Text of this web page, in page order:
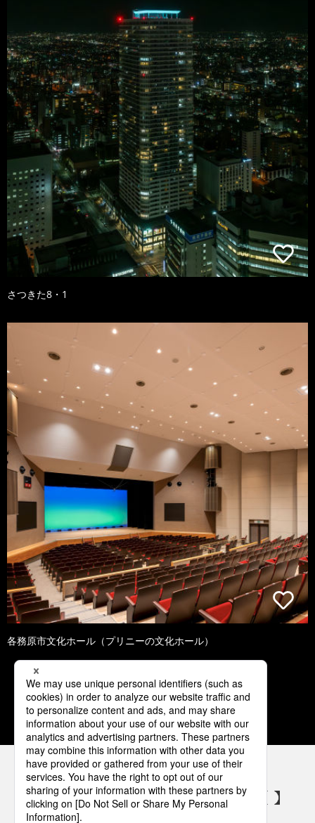
さつきた8・1
各務原市文化ホール（プリニーの文化ホール）
1 2 3 4 5
パナソニックの電気設備 SNSアカウント